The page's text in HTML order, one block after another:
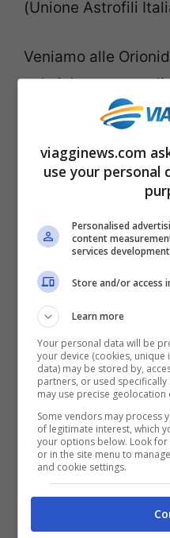
(Unione Astrofili
Veniamo alle
nel cielo notturno di
Stelle cadenti
Orionidi
meteorici di
cadenti avverrà
domenica 22 ottobre
il cielo dovrà
dovrà sperare nel
fondamentale
un luogo senza o
luminoso. La
Se sarete fortunati,
luogo scelto,
viagginews.com
use your
Personalised
content
services development
Store and/or access
Learn more
Your personal data will be
your device (cookies,
data) may be stored by,
partners, or used
may use precise geolocation
Some vendors may process
of legitimate interest, which
your options below. Look
or in the site menu to
and cookie settings.